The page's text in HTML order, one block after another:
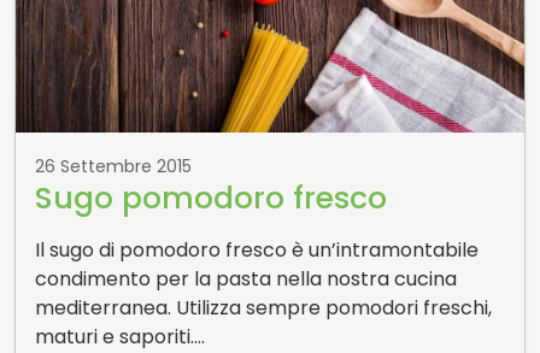
26 Settembre 2015
Sugo pomodoro fresco
Il sugo di pomodoro fresco è un’intramontabile
condimento per la pasta nella nostra cucina
mediterranea. Utilizza sempre pomodori freschi,
maturi e saporiti….